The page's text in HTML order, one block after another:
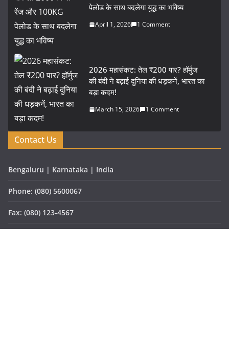
पेलोड के साथ बदलेगा युद्ध का भविष्य
April 1, 2026 1 Comment
2026 महासंकट: तेल ₹200 पार? हॉर्मुज
की बंदी ने बढ़ाई दुनिया की धड़कनें, भारत का
बड़ा कदम!
March 15, 2026 1 Comment
Contact Us
Bengaluru | Karnataka | India
Phone: (080) 5600067
Fax: (080) 123-4567